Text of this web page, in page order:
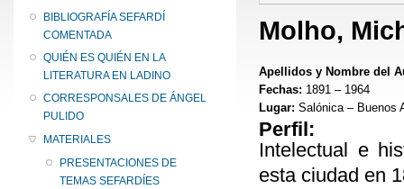
BIBLIOGRAFÍA SEFARDÍ
COMENTADA
QUIÉN ES QUIÉN EN LA
LITERATURA EN LADINO
CORRESPONSALES DE ÁNGEL
PULIDO
MATERIALES
PRESENTACIONES DE
TEMAS SEFARDÍES
Molho,
Apellidos y Nombre del
Fechas: 1891 – 1964
Lugar: Salónica – Buenos
Perfil:
Intelectual e
esta ciudad en